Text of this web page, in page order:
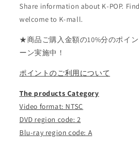
Share information about K-POP.
welcome to K-mall.
★商品ご購入金額の10%分のポイ
ーン実施中！
ポイントのご利用について
The products Category
Video format: NTSC
DVD region code: 2
Blu-ray region code: A